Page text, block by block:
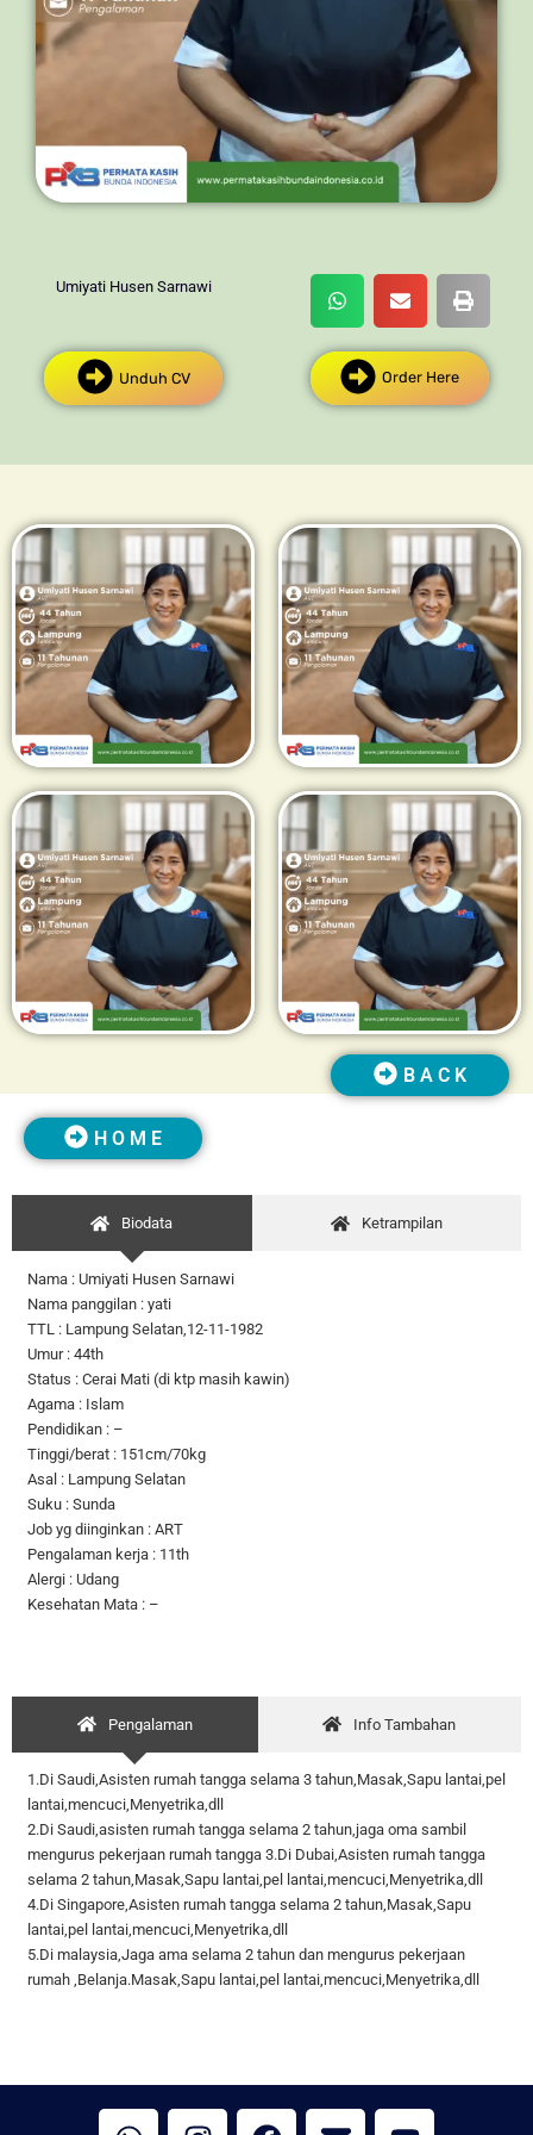
Umiyati Husen Sarnawi
Unduh CV Order Here
H O M E
B A C K
Biodata Ketrampilan
Nama : Umiyati Husen Sarnawi
Nama panggilan : yati
TTL : Lampung Selatan,12-11-1982
Umur : 44th
Status : Cerai Mati (di ktp masih kawin)
Agama : Islam
Pendidikan : –
Tinggi/berat : 151cm/70kg
Asal : Lampung Selatan
Suku : Sunda
Job yg diinginkan : ART
Pengalaman kerja : 11th
Alergi : Udang
Kesehatan Mata : –
Pengalaman Info Tambahan
1.Di Saudi,Asisten rumah tangga selama 3 tahun,Masak,Sapu lantai,pel
lantai,mencuci,Menyetrika,dll
2.Di Saudi,asisten rumah tangga selama 2 tahun,jaga oma sambil
mengurus pekerjaan rumah tangga 3.Di Dubai,Asisten rumah tangga
selama 2 tahun,Masak,Sapu lantai,pel lantai,mencuci,Menyetrika,dll
4.Di Singapore,Asisten rumah tangga selama 2 tahun,Masak,Sapu
lantai,pel lantai,mencuci,Menyetrika,dll
5.Di malaysia,Jaga ama selama 2 tahun dan mengurus pekerjaan
rumah ,Belanja.Masak,Sapu lantai,pel lantai,mencuci,Menyetrika,dll